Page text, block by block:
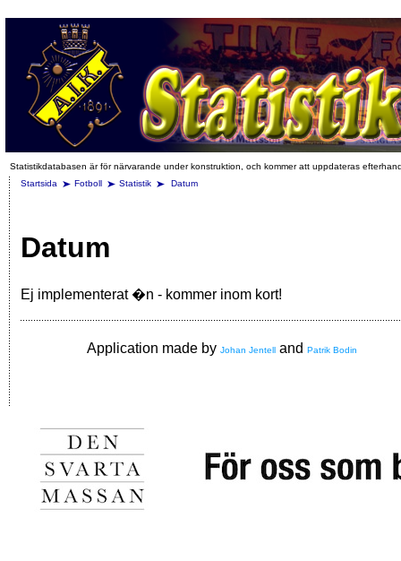
Statistikdatabasen är för närvarande under konstruktion, och kommer att uppdateras
Startsida
Fotboll Statistik Datum
Datum
Ej implementerat �n - kommer inom kort!
Application made by Johan Jentell and Patrik Bodin